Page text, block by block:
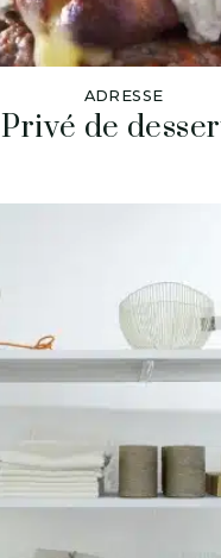
ADRESSE
Privé de